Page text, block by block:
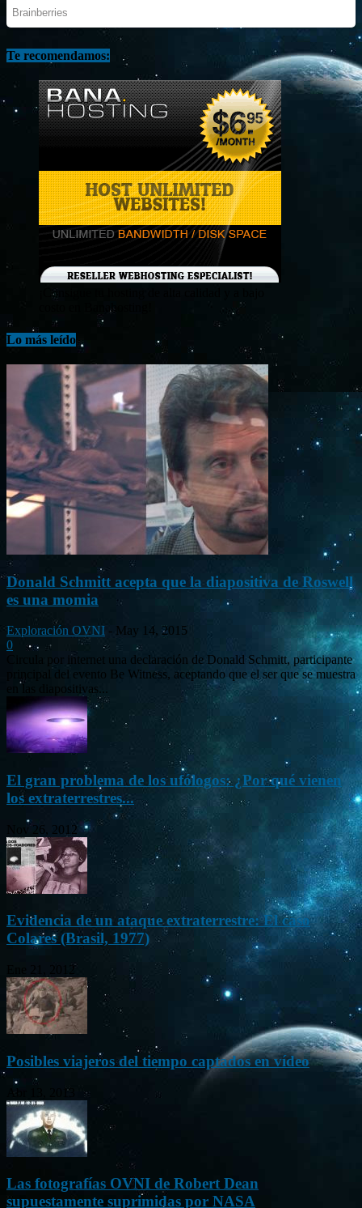
Te recomendamos:
¡Consigue tu hosting de alta calidad y a bajo
costo en Banahosting!
Lo más leído
Donald Schmitt acepta que la diapositiva de Roswell
es una momia
Exploración OVNI - May 14, 2015
0
Circula por internet una declaración de Donald Schmitt, participante
principal del evento Be Witness, aceptando que el ser que se muestra
en las diapositivas...
El gran problema de los ufólogos: ¿Por qué vienen
los extraterrestres...
Nov 26, 2012
Evidencia de un ataque extraterrestre: El caso
Colares (Brasil, 1977)
Ene 21, 2012
Posibles viajeros del tiempo captados en vídeo
Abr 13, 2013
Las fotografías OVNI de Robert Dean
supuestamente suprimidas por NASA